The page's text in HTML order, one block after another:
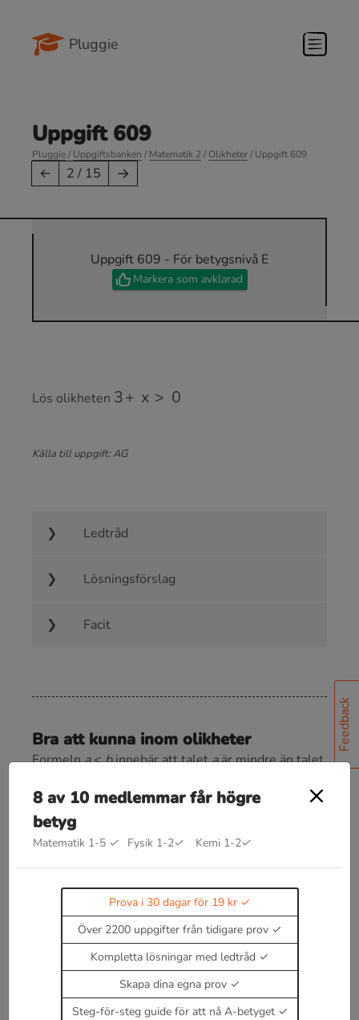
Pluggie
Feedback
Uppgift 609
Pluggie/Uppgiftsbanken /Matematik 2/Olikheter/ Uppgift 609
← 2 / 15 →
Uppgift 609 - För betygsnivå E
Markera som avklarad
Lös olikheten
3
Källa till uppgift: AG
Ledtråd
Lösningsförslag
Facit
Bra att kunna inom olikheter
Formelna<binnebär att taletaär mindre än talet
Formeln a ≤ b uttrycker med hjälp av tecknet ≤
(utsägs "mindre än eller lika med") att relationen
mellan talen a och b är någon av relationerna < och
=.
Såväl formeln a ≤ b som formeln b ≥ a sägs
uttrycka en icke-strikt olikhet.
Läs teori om olikheter
Enbart medlemmar kan kommentera.Prova i 30
dagar för 19 kr.
Logga inellerBli medlem nu
8 av 10 medlemmar får högre
betyg
Matematik 1-5 ✓ Fysik 1-2✓ Kemi 1-2✓
Prova i 30 dagar för 19 kr
Över 2200 uppgifter från tidigare prov
Kompletta lösningar med ledtråd
Skapa dina egna prov
Steg-för-steg guide för att nå A-betyget